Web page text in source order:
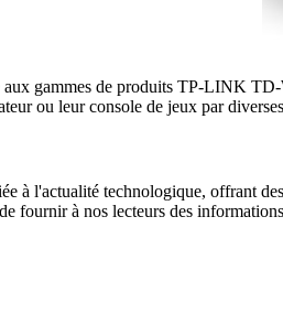
aux gammes de produits TP-LINK
ou leur console de jeux par
à l'actualité technologique, offrant
fournir à nos lecteurs des